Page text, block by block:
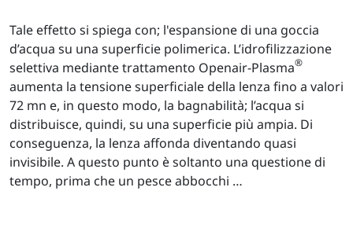
Tale effetto si spiega con; l'espansione di una goccia
d’acqua su una superficie polimerica. L’idrofilizzazione
selettiva mediante trattamento Openair-Plasma®
aumenta la tensione superficiale della lenza fino a valori
72 mn e, in questo modo, la bagnabilità; l’acqua si
distribuisce, quindi, su una superficie più ampia. Di
conseguenza, la lenza affonda diventando quasi
invisibile. A questo punto è soltanto una questione di
tempo, prima che un pesce abbocchi …